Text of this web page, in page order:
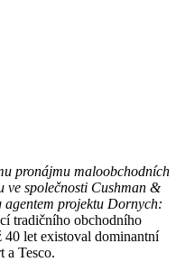
pronájmu maloobchodních
ve společnosti Cushman &
agentem projektu Dornych:
tradičního obchodního
40 let existoval dominantní
a Tesco.